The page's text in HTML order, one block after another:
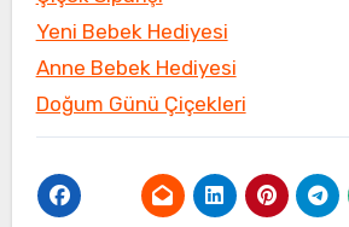
Yeni Bebek Hediyesi
Anne Bebek Hediyesi
Doğum Günü Çiçekleri